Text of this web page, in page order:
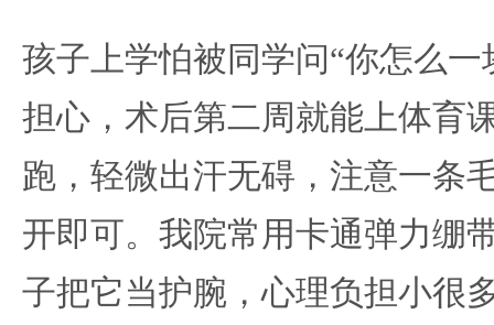
孩子上学怕被同学问“你怎么
担心，术后第二周就能上体育
跑，轻微出汗无碍，注意一条
开即可。我院常用卡通弹力绷
子把它当护腕，心理负担小很